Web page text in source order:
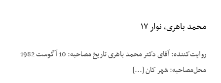
محمد باهری، نوار ۱۷
روایت‌کننده: آقای دکتر محمد باهری تاریخ مصاحبه: 10 آگوست 1982
محل‌مصاحبه: شهر کان [...]